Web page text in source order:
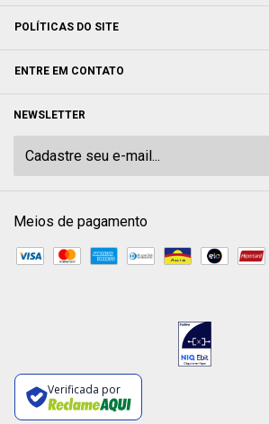
POLÍTICAS DO SITE
ENTRE EM CONTATO
NEWSLETTER
Meios de pagamento
Verificada por